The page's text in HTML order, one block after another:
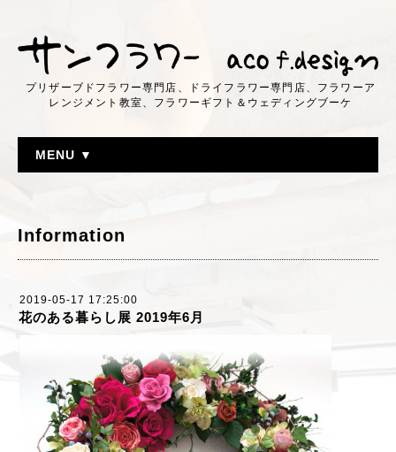
プリザーブドフラワー専門店、ドライフラワー専門店、フラワーア
レンジメント教室、フラワーギフト＆ウェディングブーケ
MENU ▼
Information
2019-05-17 17:25:00
花のある暮らし展 2019年6月